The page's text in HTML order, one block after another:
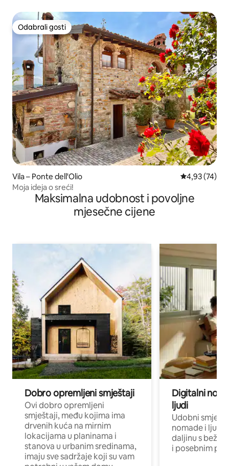
Odabrali gosti
Odabrali gosti
Vila – Ponte dell'Olio Prosječna
4,93 (74)
Moja ideja o sreći!
Maksimalna udobnost i povoljne
mjesečne cijene
Dobro opremljeni smještaji
Ovi dobro opremljeni
smještaji, među kojima ima
drvenih kuća na mirnim
lokacijama u planinama i
stanova u urbanim sredinama,
imaju sve sadržaje koji su vam
Digitalni
ljudi
Udobni
nomade i ljude
daljinu s
i posebnim